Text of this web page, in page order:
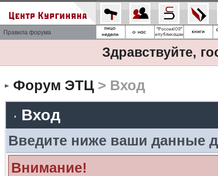
Правила форума
Здравствуйте,
Форум ЭТЦ> Вход
Вход
Введите ниже ваши данные
Внимание!